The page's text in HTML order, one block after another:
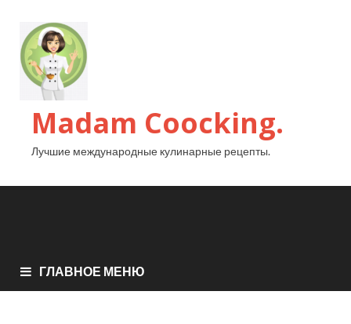
Madam Coocking.
Лучшие международные кулинарные рецепты.
ГЛАВНОЕ МЕНЮ